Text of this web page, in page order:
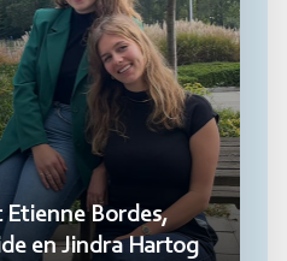
Etienne Bordes,
en Jindra Hartog